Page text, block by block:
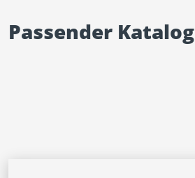
Passender Katalog